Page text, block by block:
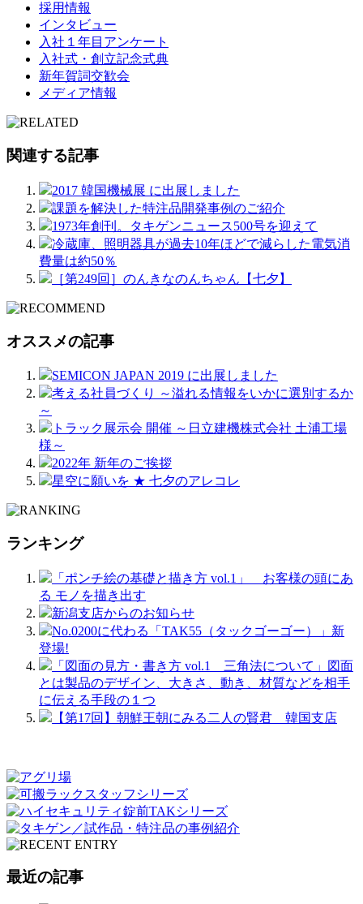
採用情報
インタビュー
入社１年目アンケート
入社式・創立記念式典
新年賀詞交歓会
メディア情報
関連する記事
2017 韓国機械展 に出展しました
課題を解決した特注品開発事例のご紹介
1973年創刊。タキゲンニュース500号を迎えて
冷蔵庫、照明器具が過去10年ほどで減らした電気消
費量は約50％
［第249回］のんきなのんちゃん【七夕】
オススメの記事
SEMICON JAPAN 2019 に出展しました
考える社員づくり ～溢れる情報をいかに選別するか
～
トラック展示会 開催 ～日立建機株式会社 土浦工場
様～
2022年 新年のご挨拶
星空に願いを ★ 七夕のアレコレ
ランキング
「ポンチ絵の基礎と描き方 vol.1」 お客様の頭にあ
る モノを描き出す
新潟支店からのお知らせ
No.0200に代わる「TAK55（タックゴーゴー）」新
登場!
「図面の見方・書き方 vol.1 三角法について」図面
とは製品のデザイン、大きさ、動き、材質などを相手
に伝える手段の１つ
【第17回】朝鮮王朝にみる二人の賢君 韓国支店
最近の記事